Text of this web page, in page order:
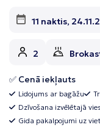
11 naktis,
2
✅ Cenā iekļauts
Lidojums ar bagāžu
Dzīvošana izvēlētajā
Gida pakalpojumi uz